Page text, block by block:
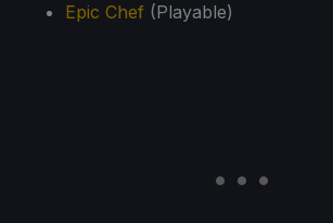
Epic Chef (Playable)